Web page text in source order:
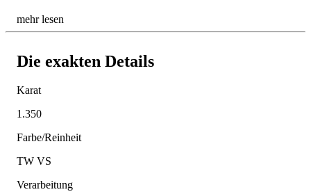
mehr lesen
Die exakten Details
Karat
1.350
Farbe/Reinheit
TW VS
Verarbeitung